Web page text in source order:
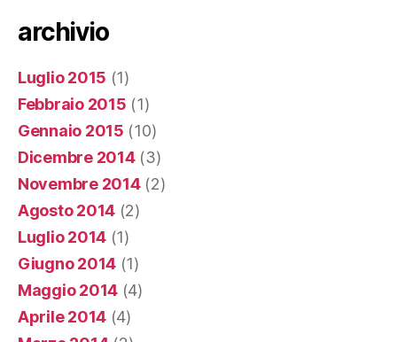
archivio
Luglio 2015 (1)
Febbraio 2015 (1)
Gennaio 2015 (10)
Dicembre 2014(3)
Novembre 2014(2)
Agosto 2014 (2)
Luglio 2014 (1)
Giugno 2014 (1)
Maggio 2014 (4)
Aprile 2014 (4)